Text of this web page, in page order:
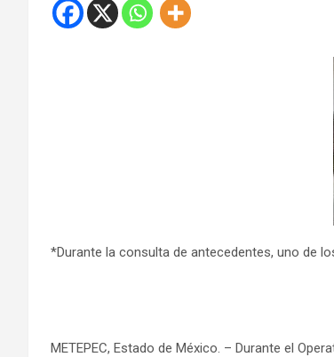
*Durante la consulta de antecedentes, uno de
METEPEC, Estado de México. – Durante el